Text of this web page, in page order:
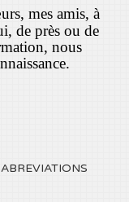
mes amis, à
de près ou de
nous